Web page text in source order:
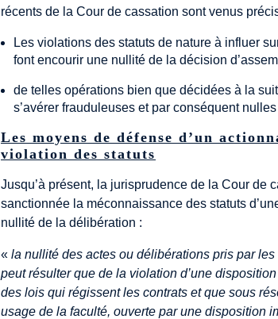
récents de la Cour de cassation sont venus
Les violations des statuts de nature à influer
font encourir une nullité de la décision
de telles opérations bien que décidées à la
s’avérer frauduleuses et par conséquent
Les moyens de défense d’un
violation des statuts
Jusqu’à présent, la jurisprudence de la Cour de
sanctionnée la méconnaissance des statuts
nullité de la délibération :
« la nullité des actes ou délibérations pris par
peut résulter que de la violation d’une
des lois qui régissent les contrats et que sous
usage de la faculté, ouverte par une disposition